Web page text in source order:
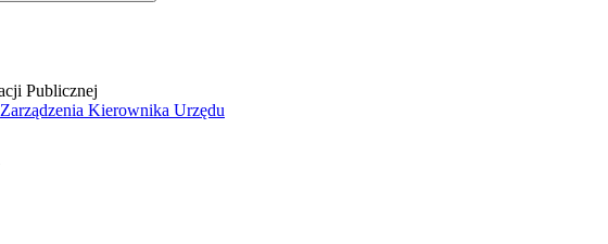
Zarządzenia Kierownika Urzędu